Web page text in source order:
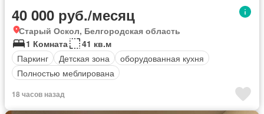
40 000 руб./месяц
Старый Оскол, Белгородская область
1 Комната
41 кв.м
Паркинг
Детская зона
оборудованная кухня
Полностью меблирована
18 часов назад